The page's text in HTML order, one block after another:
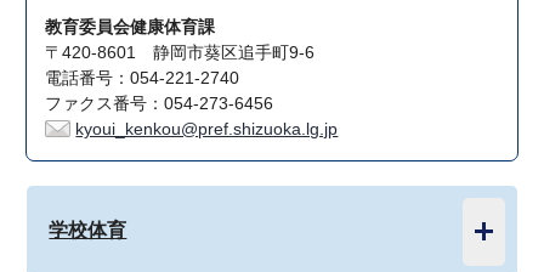
教育委員会健康体育課
〒420-8601 静岡市葵区追手町9-6
電話番号：054-221-2740
ファクス番号：054-273-6456
kyoui_kenkou@pref.shizuoka.lg.jp
学校体育